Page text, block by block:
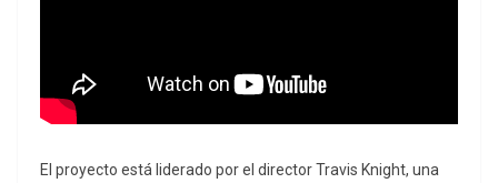
El proyecto está liderado por el director Travis Knight, una